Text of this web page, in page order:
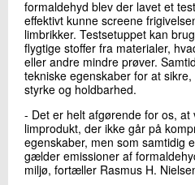
formaldehyd blev der lavet et
effektivt kunne screene
limbrikker. Testsetuppet kan
flygtige stoffer fra materialer,
eller andre mindre prøver.
tekniske egenskaber for at
styrke og holdbarhed.
- Det er helt afgørende for os,
limprodukt, der ikke går på
egenskaber, men som samtidig
gælder emissioner af
miljø, fortæller Rasmus H.